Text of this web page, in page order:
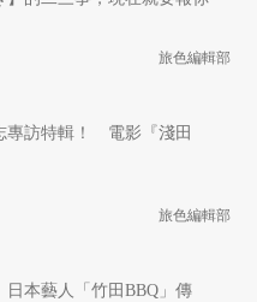
旅色編輯部
專訪特輯！ 電影『淺田
旅色編輯部
日本藝人「竹田BBQ」傳